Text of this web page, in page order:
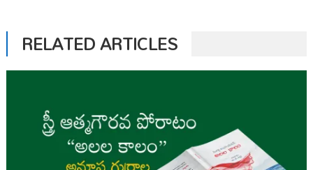
RELATED ARTICLES